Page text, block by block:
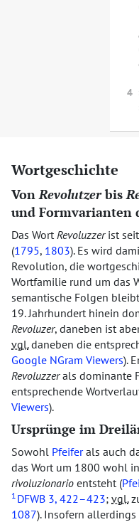
4
Wortgeschichte
VonRevolutzerbis
und Formvarianten
Das WortRevoluzzerist seit
(1795, 1803). Es wird
Revolution, die
Wortfamilie rund um das
semantische Folgen
19. Jahrhundert hinein
Revoluzer, daneben ist
vgl.daneben die
Google NGram Viewers).
Revoluzzerals dominante
entsprechende
Viewers).
Ursprünge im
Sowohl Pfeiferals auch
das Wort um 1800 wohl
rivoluzionario entsteht (
1 DFWB 3, 422–423;vgl.
1087). Insofern